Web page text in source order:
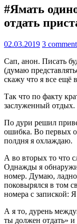
#Ямать
отдать
02.03.2019 3 comment
Сап, анон. Писать
(думаю
скажу что я все ещё
Так что по факту
заслуженный отдых.
По дури решил
ошибка. Во первых
полдня я охлаждаю.
А во вторых то что
Однажды я
номер. Думаю,
поковырялся в том
номера с запиской:
А я то, дурень
ты должен отдать» и